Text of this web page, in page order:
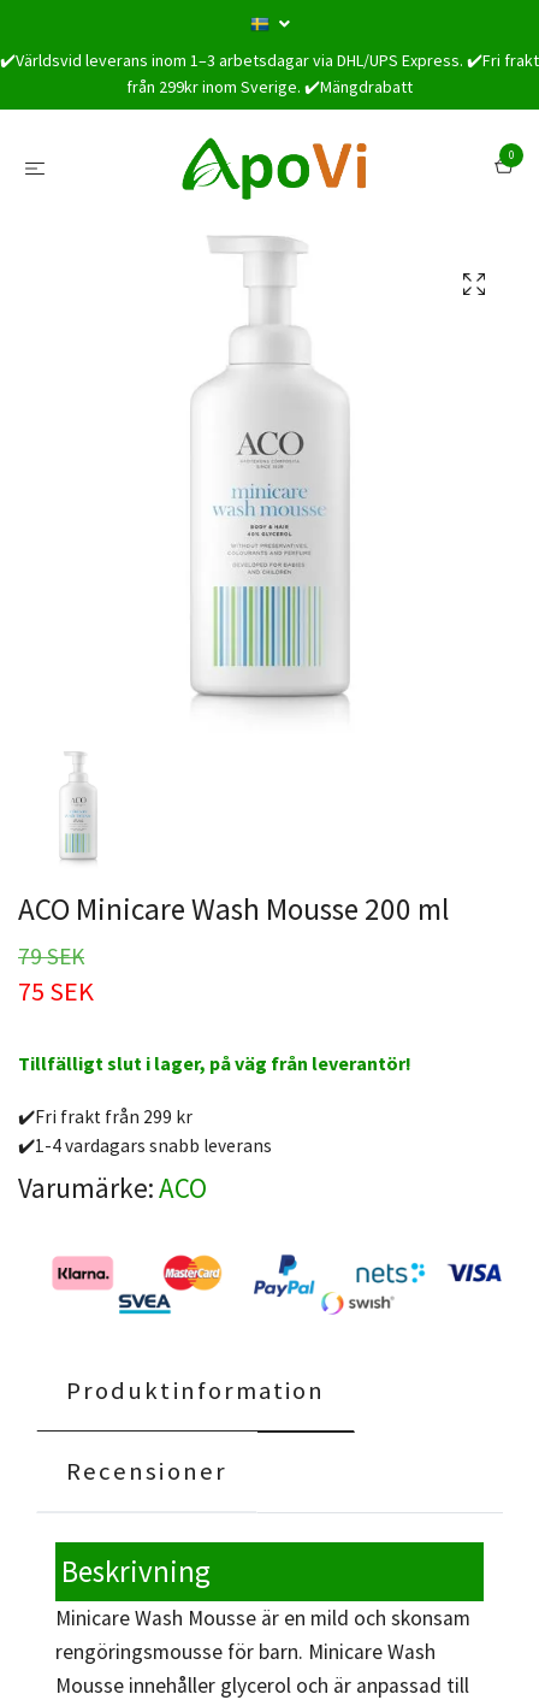
✔️Världsvid leverans inom 1–3 arbetsdagar via DHL/UPS Express. ✔️Fri frakt
från 299kr inom Sverige. ✔️Mängdrabatt
0
ACO Minicare Wash Mousse 200 ml
79 SEK
75 SEK
Tillfälligt slut i lager, på väg från leverantör!
✔️Fri frakt från 299 kr
✔️1-4 vardagars snabb leverans
Varumärke:ACO
Produktinformation
Recensioner
Beskrivning
Minicare Wash Mousse är en mild och skonsam
rengöringsmousse för barn. Minicare Wash
Mousse innehåller glycerol och är anpassad till